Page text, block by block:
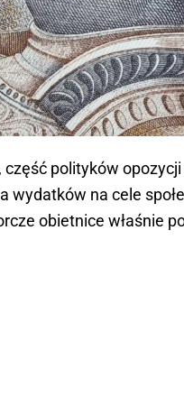
polityków
wydatków na cele
obietnice właśnie